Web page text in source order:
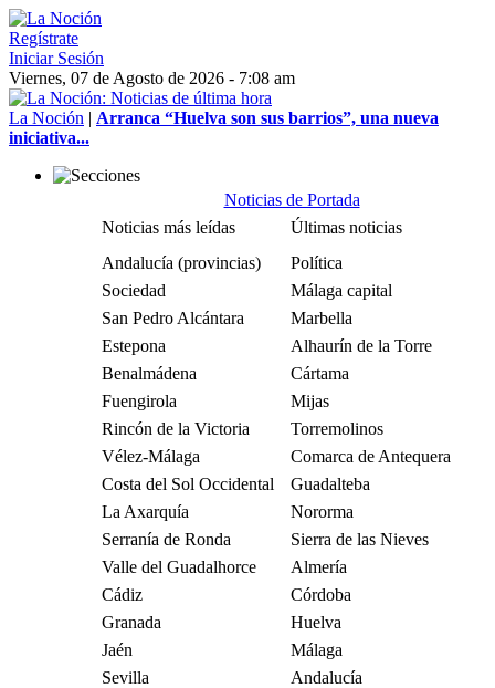
Regístrate
Iniciar Sesión
Viernes, 07 de Agosto de 2026 - 7:08 am
La Noción | Arranca “Huelva son sus barrios”, una nueva
iniciativa...
Noticias de Portada
Noticias más leídas
Últimas noticias
Andalucía (provincias)
Política
Sociedad
Málaga capital
San Pedro Alcántara
Marbella
Estepona
Alhaurín de la Torre
Benalmádena
Cártama
Fuengirola
Mijas
Rincón de la Victoria
Torremolinos
Vélez-Málaga
Comarca de Antequera
Costa del Sol Occidental
Guadalteba
La Axarquía
Nororma
Serranía de Ronda
Sierra de las Nieves
Valle del Guadalhorce
Almería
Cádiz
Córdoba
Granada
Huelva
Jaén
Málaga
Sevilla
Andalucía